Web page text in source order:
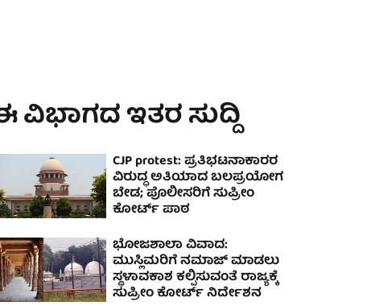
ವಿಭಾಗದ ಇತರ ಸುದ್ದಿ
CJP protest: ಪ್ರತಿಭಟನಾಕಾರರ
ವಿರುದ್ಧ ಅತಿಯಾದ ಬಲಪ್ರಯೋಗ
ಬೇಡ; ಪೊಲೀಸರಿಗೆ ಸುಪ್ರೀಂ
ಕೋರ್ಟ್ ಪಾಠ
ಭೋಜಶಾಲಾ ವಿವಾದ:
ಮುಸ್ಲಿಮರಿಗೆ ನಮಾಜ್ ಮಾಡಲು
ಸ್ಥಳಾವಕಾಶ ಕಲ್ಪಿಸುವಂತೆ ರಾಜ್ಯಕ್ಕೆ
ಸುಪ್ರೀಂ ಕೋರ್ಟ್ ನಿರ್ದೇಶನ